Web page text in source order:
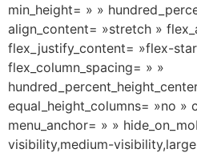
min_height= » »
align_content= »stretch »
flex_justify_content= »flex-
flex_column_spacing= » »
equal_height_columns= »no »
menu_anchor= » »
visibility,medium-